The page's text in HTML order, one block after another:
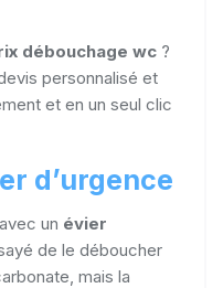
débouchage wc ?
personnalisé et
et en un seul clic
d’urgence
un évier
de le déboucher
mais la